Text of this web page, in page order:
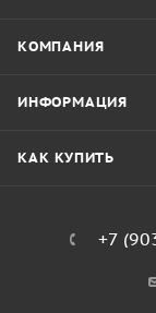
КОМПАНИЯ
ИНФОРМАЦИЯ
КАК КУПИТЬ
+7